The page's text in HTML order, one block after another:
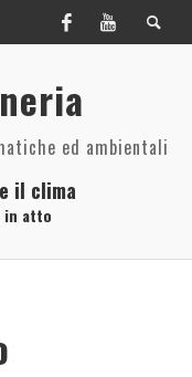
ed ambientali
il clima
in atto